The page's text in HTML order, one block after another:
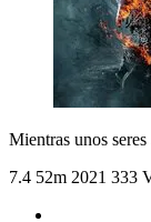
Mientras unos
7.4 52m 2021 333